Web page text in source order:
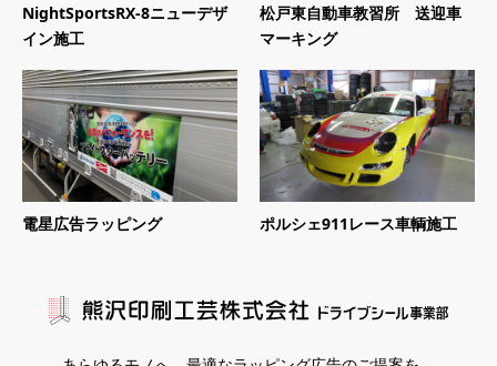
NightSportsRX-8ニューデザ
イン施工
松戸東自動車教習所 送迎車
マーキング
電星広告ラッピング ポルシェ911レース車輌施工